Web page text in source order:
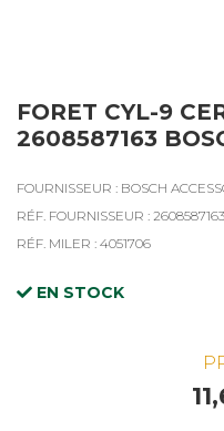
FORET CYL-9
2608587163
FOURNISSEUR : BOSCH
RÉF. FOURNISSEUR : 2608587163
RÉF. MILER : 4051706
EN STOCK